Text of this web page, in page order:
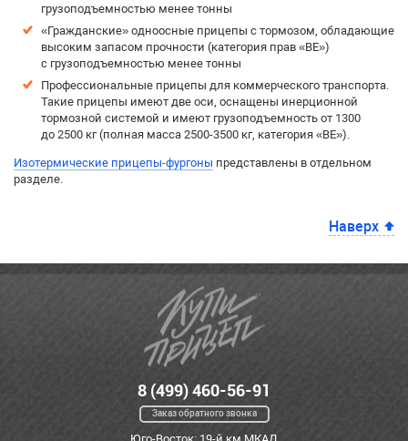
грузоподъемностью менее тонны
«Гражданские» одноосные прицепы с тормозом, обладающие
высоким запасом прочности (категория прав «BE»)
с грузоподъемностью менее тонны
Профессиональные прицепы для коммерческого транспорта.
Такие прицепы имеют две оси, оснащены инерционной
тормозной системой и имеют грузоподъемность от 1300
до 2500 кг (полная масса 2500-3500 кг, категория «BE»).
Изотермические прицепы-фургоны представлены в отдельном
разделе.
Наверх
8 (499) 460-56-91
Заказ обратного звонка